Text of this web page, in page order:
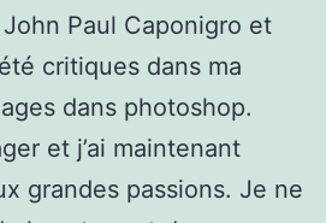
Paul Caponigro et
critiques dans ma
dans photoshop.
et j’ai maintenant
grandes passions. Je ne